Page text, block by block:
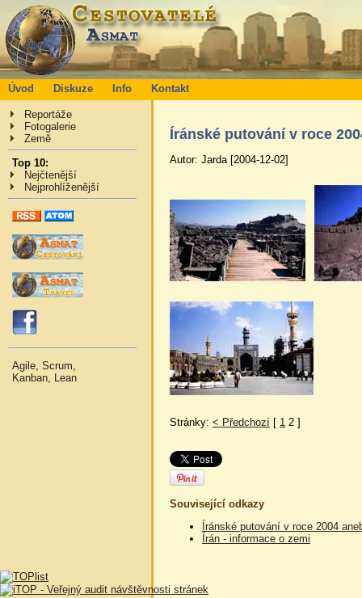
Úvod Diskuze Info Kontakt
Reportáže
Fotogalerie
Země
Top 10:
Nejčtenější
Nejprohlíženější
Agile, Scrum,
Kanban, Lean
Íránské putování v roce
Autor: Jarda [2004-12-02]
Stránky: < Předchozí [ 1 2 ]
Související odkazy
Íránské putování v roce 2004
Írán - informace o zemi